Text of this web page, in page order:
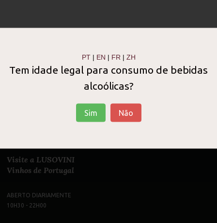
Visite a LUSOVINI
Vinhos de Portugal
ABERTO DIARIAMENTE
10H30 - 22H00
PT| EN | FR | ZH
Tem idade legal para consumo de bebidas
alcoólicas?
Sim Não